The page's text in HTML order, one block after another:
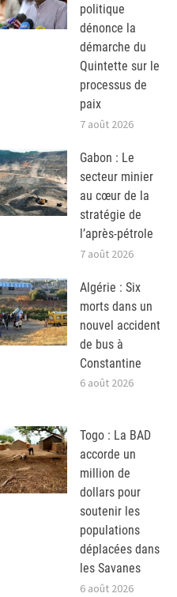
politique
dénonce la
démarche du
Quintette sur le
processus de
paix
7 août 2026
Gabon : Le
secteur minier
au cœur de la
stratégie de
l’après-pétrole
7 août 2026
Algérie : Six
morts dans un
nouvel accident
de bus à
Constantine
6 août 2026
Togo : La BAD
accorde un
million de
dollars pour
soutenir les
populations
déplacées dans
les Savanes
6 août 2026